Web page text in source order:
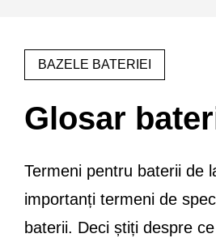
BAZELE BATERIEI
Glosar
Termeni pentru baterii de
importanți termeni de
baterii. Deci știți despre